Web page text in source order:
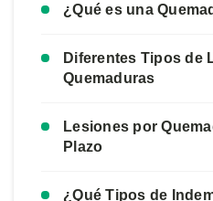
¿Qué es una
Diferentes Tipos de
Quemaduras
Lesiones por
Plazo
¿Qué Tipos de